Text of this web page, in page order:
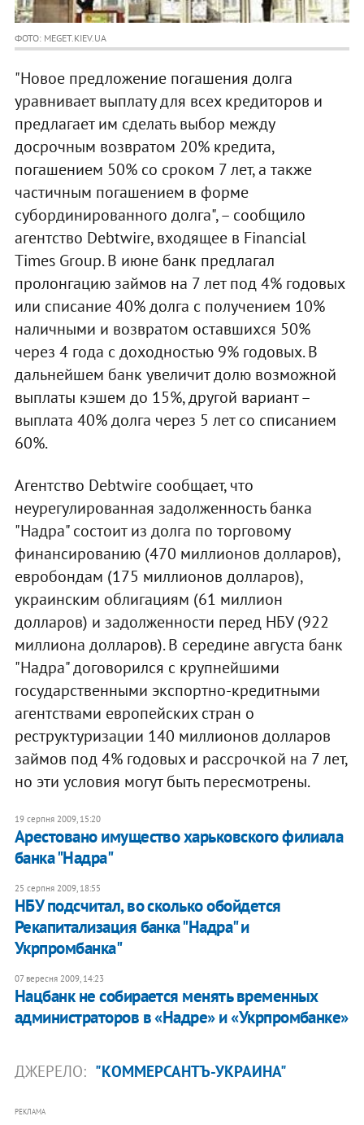
ФОТО: MEGET.KIEV.UA
"Новое предложение погашения долга
уравнивает выплату для всех кредиторов и
предлагает им сделать выбор между
досрочным возвратом 20% кредита,
погашением 50% со сроком 7 лет, а также
частичным погашением в форме
субординированного долга", – сообщило
агентство Debtwire, входящее в Financial
Times Group. В июне банк предлагал
пролонгацию займов на 7 лет под 4% годовых
или списание 40% долга с получением 10%
наличными и возвратом оставшихся 50%
через 4 года с доходностью 9% годовых. В
дальнейшем банк увеличит долю возможной
выплаты кэшем до 15%, другой вариант –
выплата 40% долга через 5 лет со списанием
60%.
Агентство Debtwire сообщает, что
неурегулированная задолженность банка
"Надра" состоит из долга по торговому
финансированию (470 миллионов долларов),
евробондам (175 миллионов долларов),
украинским облигациям (61 миллион
долларов) и задолженности перед НБУ (922
миллиона долларов). В середине августа банк
"Надра" договорился с крупнейшими
государственными экспортно-кредитными
агентствами европейских стран о
реструктуризации 140 миллионов долларов
займов под 4% годовых и рассрочкой на 7 лет,
но эти условия могут быть пересмотрены.
19 серпня 2009, 15:20
Арестовано имущество харьковского филиала
банка "Надра"
25 серпня 2009, 18:55
НБУ подсчитал, во сколько обойдется
Рекапитализация банка "Надра" и
Укрпромбанка"
07 вересня 2009, 14:23
Нацбанк не собирается менять временных
администраторов в «Надре» и «Укрпромбанке»
ДЖЕРЕЛО: "КОММЕРСАНТЪ-УКРАИНА"
РЕКЛАМА